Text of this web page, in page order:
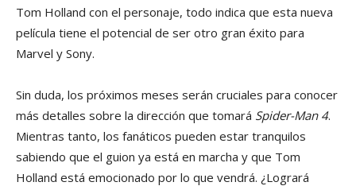
Tom Holland con el personaje, todo indica que esta nueva
película tiene el potencial de ser otro gran éxito para
Marvel y Sony.
Sin duda, los próximos meses serán cruciales para conocer
más detalles sobre la dirección que tomará Spider-Man 4.
Mientras tanto, los fanáticos pueden estar tranquilos
sabiendo que el guion ya está en marcha y que Tom
Holland está emocionado por lo que vendrá. ¿Logrará